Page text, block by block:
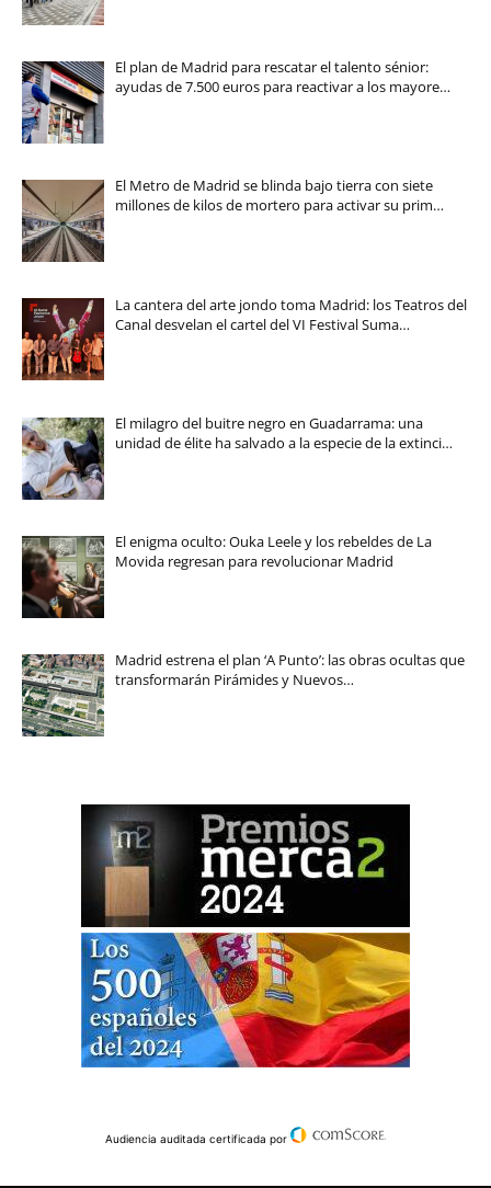
El plan de Madrid para rescatar el talento sénior:
ayudas de 7.500 euros para reactivar a los mayore…
El Metro de Madrid se blinda bajo tierra con siete
millones de kilos de mortero para activar su prim…
La cantera del arte jondo toma Madrid: los Teatros del
Canal desvelan el cartel del VI Festival Suma…
El milagro del buitre negro en Guadarrama: una
unidad de élite ha salvado a la especie de la extinci…
El enigma oculto: Ouka Leele y los rebeldes de La
Movida regresan para revolucionar Madrid
Madrid estrena el plan ‘A Punto’: las obras ocultas que
transformarán Pirámides y Nuevos…
Audiencia auditada certificada por